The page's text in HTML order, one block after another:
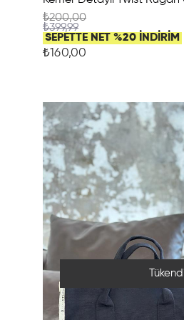
₺200,00
₺399,99
SEPETTE NET %20 İNDİRİM
₺160,00